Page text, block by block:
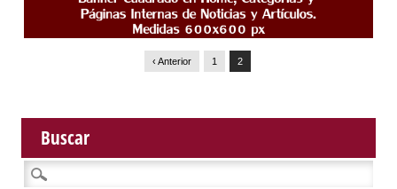
‹ Anterior 1 2
Buscar
Buscar: